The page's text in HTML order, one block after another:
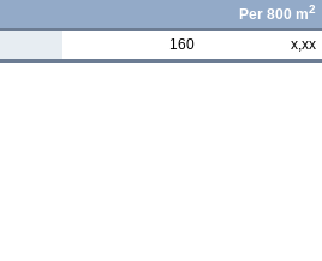
Per 800 m2
160 x,xx